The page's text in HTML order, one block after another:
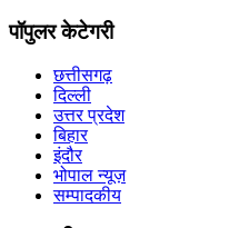
पॉपुलर केटेगरी
छत्तीसगढ़
दिल्ली
उत्तर प्रदेश
बिहार
इंदौर
भोपाल न्यूज़
सम्पादकीय